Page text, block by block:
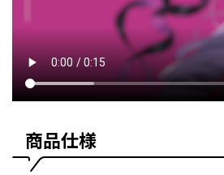
商品仕様